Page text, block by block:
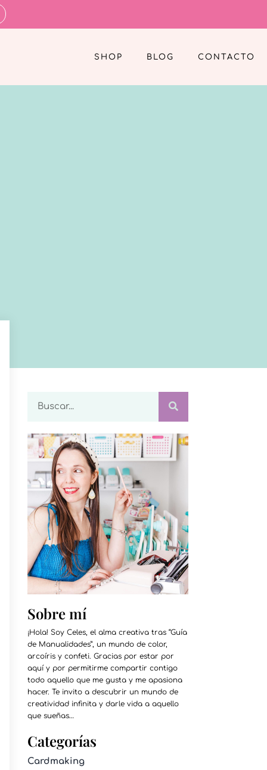
SHOP BLOG CONTACTO
Sobre mí
¡Hola! Soy Celes, el alma creativa tras “Guía
de Manualidades”, un mundo de color,
arcoíris y confeti. Gracias por estar por
aquí y por permitirme compartir contigo
todo aquello que me gusta y me apasiona
hacer. Te invito a descubrir un mundo de
creatividad infinita y darle vida a aquello
que sueñas…
Categorías
Cardmaking